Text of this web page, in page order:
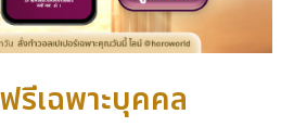
รีเฉพาะบุคคล